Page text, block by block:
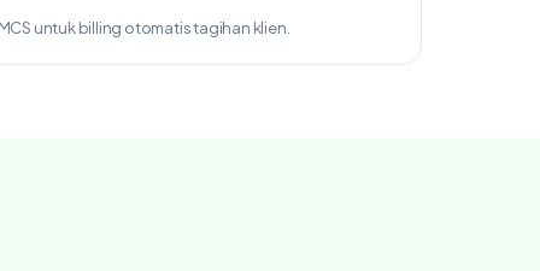
untuk billing otomatis tagihan klien.